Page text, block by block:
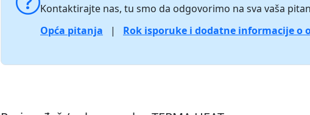
Kontaktirajte nas, tu smo da odgovorimo na sva vaša
Opća pitanja
| Rok isporuke i dodatne informacije o